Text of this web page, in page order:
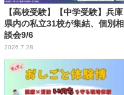
【高校受験】【中学受験】兵庫
県内の私立31校が集結、個別相
談会9/6
2026.7.28